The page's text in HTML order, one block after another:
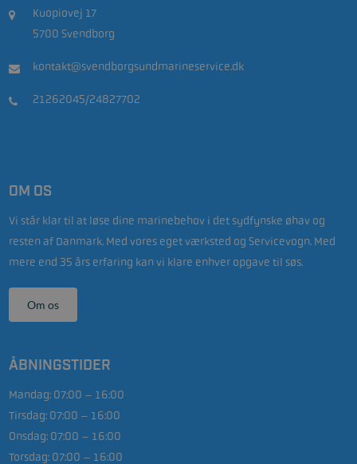
Kuopiovej 17
5700 Svendborg
kontakt@svendborgsundmarineservice.dk
21262045/24827702
OM OS
Vi står klar til at løse dine marinebehov i det sydfynske øhav og
resten af Danmark. Med vores eget værksted og Servicevogn. Med
mere end 35 års erfaring kan vi klare enhver opgave til søs.
Om os
ÅBNINGSTIDER
Mandag:07:00 – 16:00
Tirsdag:07:00 – 16:00
Onsdag:07:00 – 16:00
Torsdag:07:00 – 16:00